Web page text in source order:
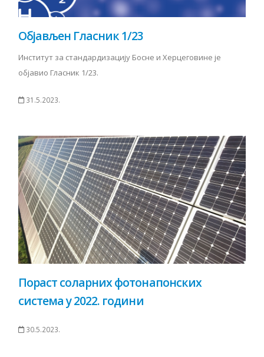
Објављен Гласник 1/23
Институт за стандардизацију Босне и Херцеговине је
објавио Гласник 1/23.
31.5.2023.
Пораст соларних фотонапонских
система у 2022. години
30.5.2023.